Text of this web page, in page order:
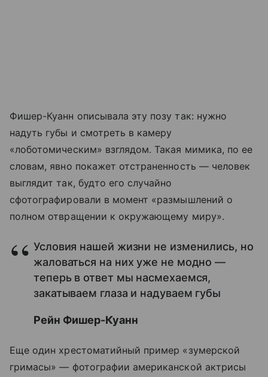
Фишер-Куанн описывала эту позу так: нужно
надуть губы и смотреть в камеру
«лоботомическим» взглядом. Такая мимика, по ее
словам, явно покажет отстраненность — человек
выглядит так, будто его случайно
сфотографировали в момент «размышлений о
полном отвращении к окружающему миру».
Условия нашей жизни не изменились, но
жаловаться на них уже не модно —
теперь в ответ мы насмехаемся,
закатываем глаза и надуваем губы
Рейн Фишер-Куанн
Еще один хрестоматийный пример «зумерской
гримасы» — фотографии американской актрисы